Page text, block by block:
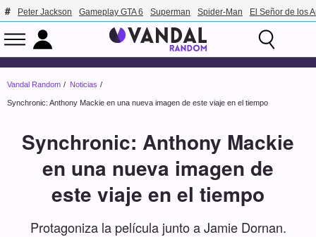
Peter Jackson Gameplay GTA 6 Superman Spider-Man El Señor de los
Vandal Random Noticias
Synchronic: Anthony Mackie en una nueva imagen de este viaje en el tiempo
Synchronic: Anthony Mackie
en una nueva imagen de
este viaje en el tiempo
Protagoniza la película junto a Jamie Dornan.